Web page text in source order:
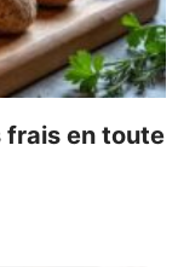
frais en toute